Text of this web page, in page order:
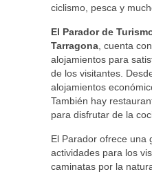
ciclismo, pesca y
El Parador de
Tarragona , cuenta
alojamientos para
de los visitantes.
alojamientos
También hay
para disfrutar de la
El Parador ofrece una
actividades para los
caminatas por la